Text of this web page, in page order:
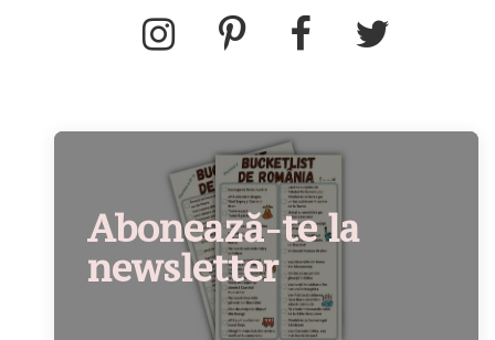
Abonează-te la
newsletter